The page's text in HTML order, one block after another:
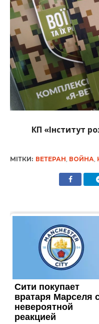
КП «Інститут
МІТКИ: ВЕТЕРАН ВОЙНА